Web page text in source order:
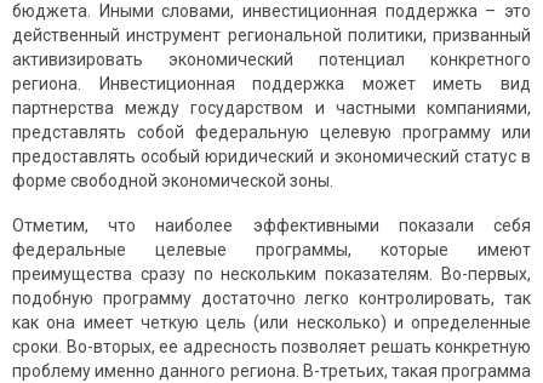
бюджета. Иными словами, инвестиционная поддержка – это
действенный инструмент региональной политики, призванный
активизировать экономический потенциал конкретного
региона. Инвестиционная поддержка может иметь вид
партнерства между государством и частными компаниями,
представлять собой федеральную целевую программу или
предоставлять особый юридический и экономический статус в
форме свободной экономической зоны.
Отметим, что наиболее эффективными показали себя
федеральные целевые программы, которые имеют
преимущества сразу по нескольким показателям. Во-первых,
подобную программу достаточно легко контролировать, так
как она имеет четкую цель (или несколько) и определенные
сроки. Во-вторых, ее адресность позволяет решать конкретную
проблему именно данного региона. В-третьих, такая программа